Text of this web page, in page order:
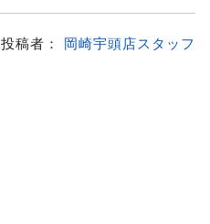
投稿者： 岡崎宇頭店スタッフ